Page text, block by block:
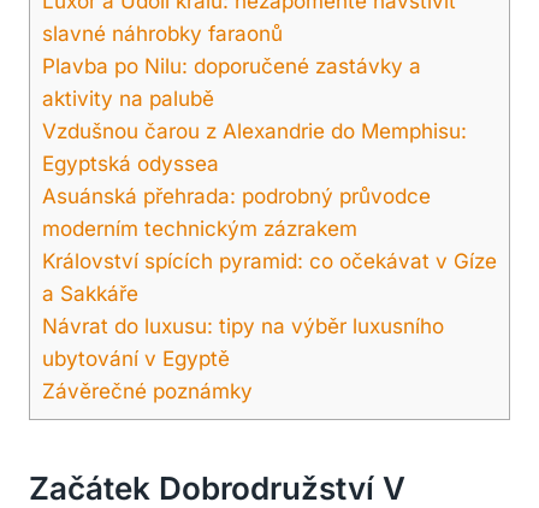
slavné náhrobky faraonů
Plavba po Nilu: doporučené zastávky a
aktivity na palubě
Vzdušnou čarou z Alexandrie do Memphisu:
Egyptská odyssea
Asuánská přehrada: podrobný průvodce
moderním technickým zázrakem
Království spících pyramid: co očekávat v Gíze
a Sakkáře
Návrat do luxusu: tipy na výběr luxusního
ubytování v Egyptě
Závěrečné poznámky
Začátek Dobrodružství V